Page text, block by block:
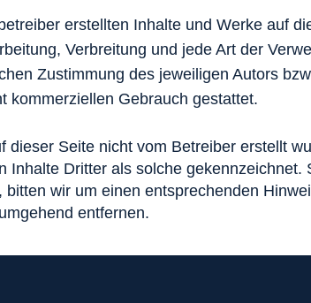
erstellten Inhalte und Werke auf
Verbreitung und jede Art der
Zustimmung des jeweiligen Autors
kommerziellen Gebrauch gestattet.
dieser Seite nicht vom Betreiber erstellt
Inhalte Dritter als solche
bitten wir um einen entsprechenden
entfernen.